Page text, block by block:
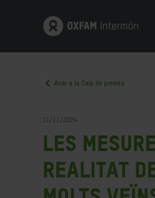
Anar a la Sala de premsa
11/11/2024
Les
realitat